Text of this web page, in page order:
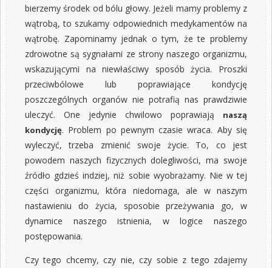
bierzemy środek od bólu głowy. Jeżeli mamy problemy z
wątrobą, to szukamy odpowiednich medykamentów na
wątrobę. Zapominamy jednak o tym, że te problemy
zdrowotne są sygnałami ze strony naszego organizmu,
wskazującymi na niewłaściwy sposób życia. Proszki
przeciwbólowe lub poprawiające kondycję
poszczególnych organów nie potrafią nas prawdziwie
uleczyć. One jedynie chwilowo poprawiają naszą
kondycję. Problem po pewnym czasie wraca. Aby się
wyleczyć, trzeba zmienić swoje życie. To, co jest
powodem naszych fizycznych dolegliwości, ma swoje
źródło gdzieś indziej, niż sobie wyobrażamy. Nie w tej
części organizmu, która niedomaga, ale w naszym
nastawieniu do życia, sposobie przeżywania go, w
dynamice naszego istnienia, w logice naszego
postępowania.
Czy tego chcemy, czy nie, czy sobie z tego zdajemy